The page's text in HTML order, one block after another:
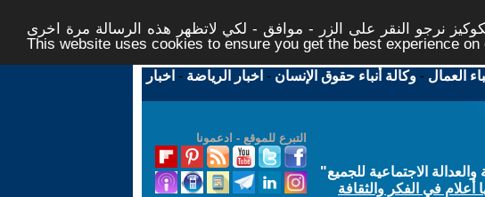
نرجو النقر على الزر - موافق - لكي لاتظهر هذه الرسالة مرة اخرى -
This website uses cookies to ensure you get the best experience on
العمال -وكالة أنباء حقوق الإنسان - اخبار الرياضة - اخبار
التبرع للموقع - ادعمونا
الاجتماعية للجميع"
أعلام في الفكر والثقافة